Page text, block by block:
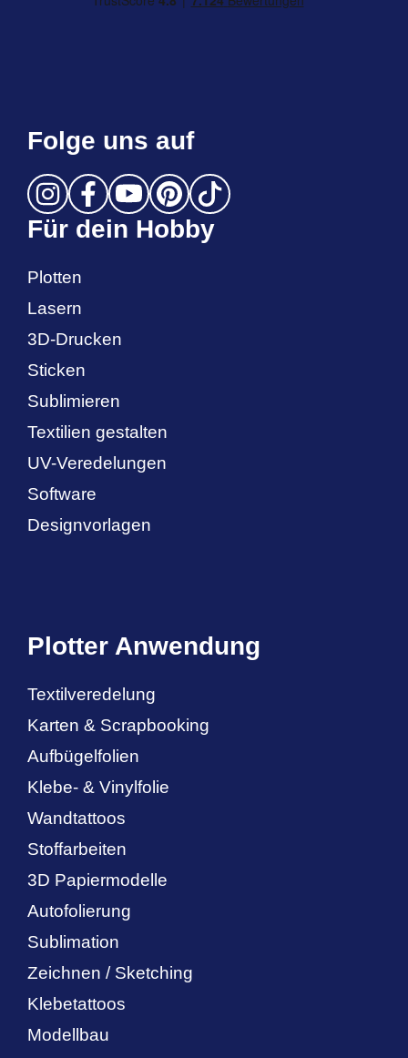
Folge uns auf
Für dein Hobby
Plotten
Lasern
3D-Drucken
Sticken
Sublimieren
Textilien gestalten
UV-Veredelungen
Software
Designvorlagen
Plotter Anwendung
Textilveredelung
Karten & Scrapbooking
Aufbügelfolien
Klebe- & Vinylfolie
Wandtattoos
Stoffarbeiten
3D Papiermodelle
Autofolierung
Sublimation
Zeichnen / Sketching
Klebetattoos
Modellbau